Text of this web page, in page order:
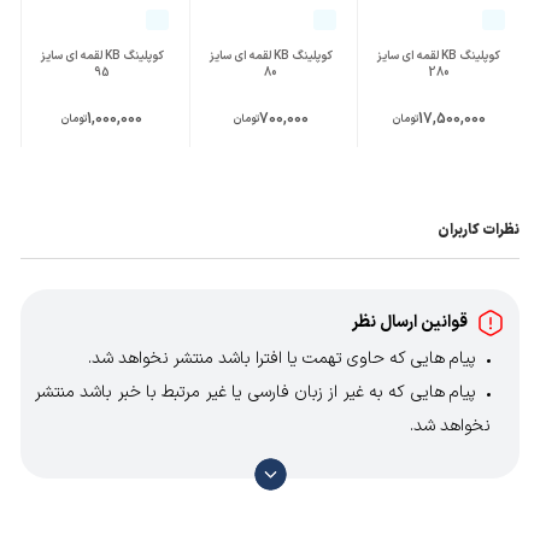
کوپلینگ KB لقمه ای سایز
280
17,500,000تومان
کوپلینگ KB لقمه ای سایز
80
700,000تومان
کوپلینگ KB لقمه ای سایز
95
1,000,000تومان
نظرات کاربران
قوانین ارسال نظر
پیام هایی که حاوی تهمت یا افترا باشد منتشر نخواهد شد.
پیام هایی که به غیر از زبان فارسی یا غیر مرتبط با خبر باشد منتشر
نخواهد شد.
با توجه به آن که امکان موافقت یا مخالفت با محتوای نظرات
وجود دارد، معمولا نظراتی که محتوای مشابه دارند، انتشار نمی‌یابند